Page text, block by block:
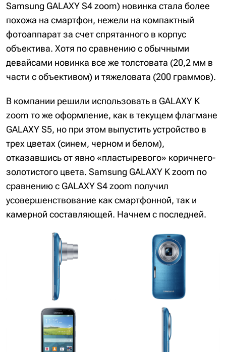
Samsung GALAXY S4 zoom) новинка стала более
похожа на смартфон, нежели на компактный
фотоаппарат за счет спрятанного в корпус
объектива. Хотя по сравнению с обычными
девайсами новинка все же толстовата (20,2 мм в
части с объективом) и тяжеловата (200 граммов).
В компании решили использовать в GALAXY K
zoom то же оформление, как в текущем флагмане
GALAXY S5, но при этом выпустить устройство в
трех цветах (синем, черном и белом),
отказавшись от явно «пластыревого» коричнего-
золотистого цвета. Samsung GALAXY K zoom по
сравнению с GALAXY S4 zoom получил
усовершенствование как смартфонной, так и
камерной составляющей. Начнем с последней.